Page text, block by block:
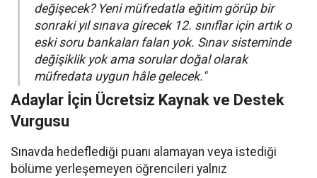
değişecek? Yeni müfredatla eğitim görüp bir
sonraki yıl sınava girecek 12. sınıflar için artık o
eski soru bankaları falan yok. Sınav sisteminde
değişiklik yok ama sorular doğal olarak
müfredata uygun hâle gelecek."
Adaylar İçin Ücretsiz Kaynak ve Destek
Vurgusu
Sınavda hedeflediği puanı alamayan veya istediği
bölüme yerleşemeyen öğrencileri yalnız